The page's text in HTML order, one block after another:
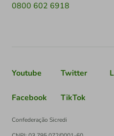
0800 602 6918
Youtube Twitter
Facebook TikTok
Confederação Sicredi